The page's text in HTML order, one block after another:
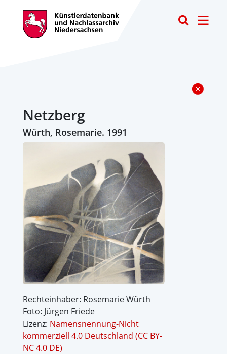
Netzberg
Würth, Rosemarie. 1991
Rechteinhaber: Rosemarie Würth
Foto: Jürgen Friede
Lizenz: Namensnennung-Nicht
kommerziell 4.0 Deutschland (CC BY-
NC 4.0 DE)